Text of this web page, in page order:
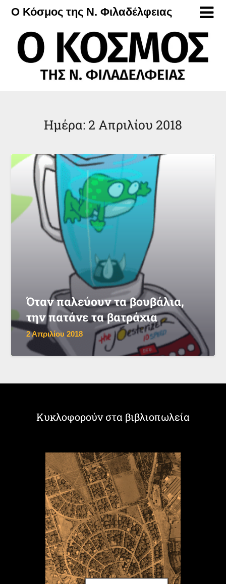
Μετάβαση
περιεχόμενο
Ο Κόσμος της Ν. Φιλαδέλφειας
Ημέρα: 2 Απριλίου 2018
Όταν παλεύουν τα βουβάλια,
την πατάνε τα βατράχια
2 Απριλίου 2018
Κυκλοφορούν στα βιβλιοπωλεία